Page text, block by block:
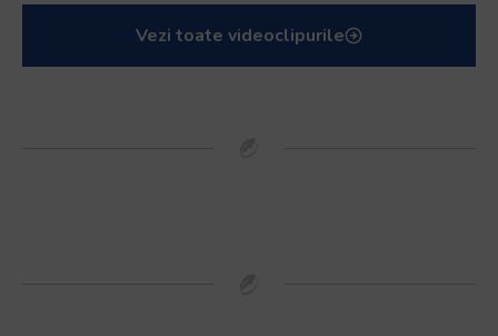
Vezi toate videoclipurile